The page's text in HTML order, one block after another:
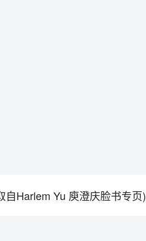
Harlem Yu 庾澄庆脸书专页)